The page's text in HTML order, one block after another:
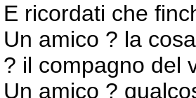
E ricordati che
Un amico ? la
? il compagno del
Un amico ?